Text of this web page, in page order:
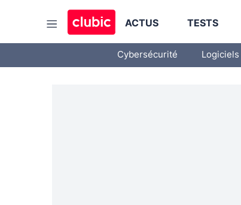
ACTUS TESTS
Cybersécurité